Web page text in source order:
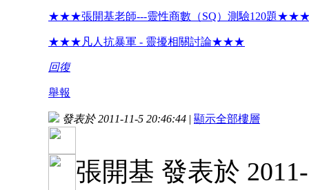
★★★張開基老師---靈性商數（SQ）測驗120題
★★★凡人抗暴軍 - 靈擾相關討論★★★
回復
舉報
發表於 2011-11-5 20:46:44 | 顯示全部樓層
張開基 發表於